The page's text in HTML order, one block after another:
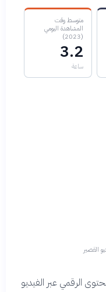
متوسط وقت
المشاهدة اليومي
(2023)
3.2
ساعة
القصير
الرقمي عبر الفيديو